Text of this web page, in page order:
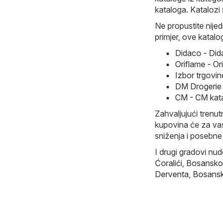
kataloga. Katalozi
Ne propustite
primjer, ove
Didaco -
Oriflame -
Izbor
DM
CM - CM
Zahvaljujući
kupovina će za
sniženja i
I drugi gradovi
Ćoralići,
Derventa,